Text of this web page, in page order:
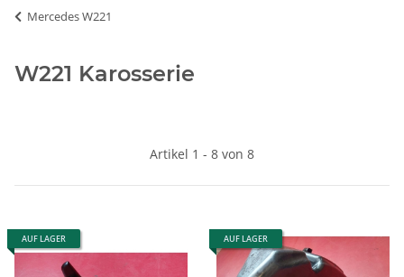
Mercedes W221
W221 Karosserie
Artikel 1 - 8 von 8
AUF LAGER AUF LAGER